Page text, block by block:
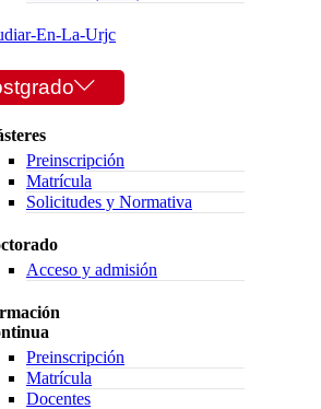
En-La-Urjc
Preinscripción
Matrícula
Solicitudes y Normativa
Acceso y admisión
Preinscripción
Matrícula
Docentes